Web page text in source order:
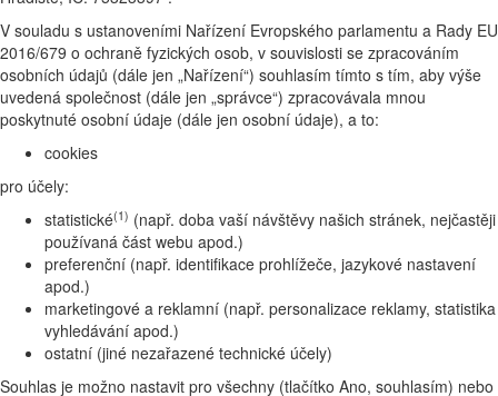
V souladu s ustanoveními Nařízení Evropského parlamentu a Rady EU
2016/679 o ochraně fyzických osob, v souvislosti se zpracováním
osobních údajů (dále jen „Nařízení“) souhlasím tímto s tím, aby výše
uvedená společnost (dále jen „správce“) zpracovávala mnou
poskytnuté osobní údaje (dále jen osobní údaje), a to:
cookies
pro účely:
statistické(1) (např. doba vaší návštěvy našich stránek, nejčastěji
používaná část webu apod.)
preferenční (např. identifikace prohlížeče, jazykové nastavení
apod.)
marketingové a reklamní (např. personalizace reklamy, statistika
vyhledávání apod.)
ostatní (jiné nezařazené technické účely)
Souhlas je možno nastavit pro všechny (tlačítko Ano, souhlasím) nebo